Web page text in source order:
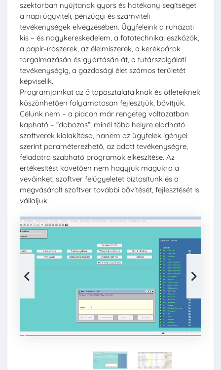
szektorban nyújtanak gyors és hatékony segítséget
a napi ügyviteli, pénzügyi és számviteli
tevékenységek elvégzésében. Ügyfeleink a ruházati
kis – és nagykereskedelem, a fototechnikai eszközök,
a papír-írószerek, az élelmiszerek, a kerékpárok
forgalmazásán és gyártásán át, a futárszolgálati
tevékenységig, a gazdasági élet számos területét
képviselik.
Programjainkat az ő tapasztalataiknak és ötleteiknek
köszönhetően folyamatosan fejlesztjük, bővítjük.
Célunk nem – a piacon már rengeteg változatban
kapható – ”dobozos”, minél több helyre eladható
szoftverek kialakítása, hanem az ügyfelek igényei
szerint paraméterezhető, az adott tevékenységre,
feladatra szabható programok elkészítése. Az
értékesítést követően nem hagyjuk magukra a
vevőinket, szoftver felügyeletet biztosítunk és a
megvásárolt szoftver további bővítését, fejlesztését is
vállaljuk.